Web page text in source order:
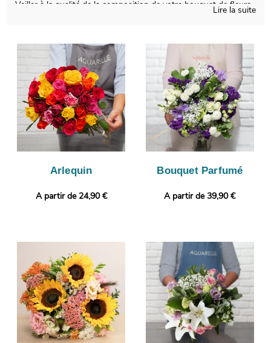
Veiller à la qualité de la composition de votre bouquet de fleurs
bouquet sera placé dans un vase dédié à son transport. Àvant
l’envoi, votre bouquet sera pris en photo. Cette photo vous est
ensuite envoyée via votre boîte mail afin que vous puissiez
vérifier votre bouquet. Puis, il sera envoyé en express à
Savonnieres. Personnalisez votre cadeau en ajoutant selon vos
envies une photo ou un message personnalisé.
Lire la suite
Arlequin
A partir de 24,90 €
Bouquet Parfumé
A partir de 39,90 €